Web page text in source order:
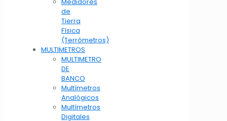
de
Tierra
Física
(Terrómetros)
MULTIMETROS
MULTIMETRO
DE
BANCO
Multímetros
Analógicos
Multímetros
Digitales